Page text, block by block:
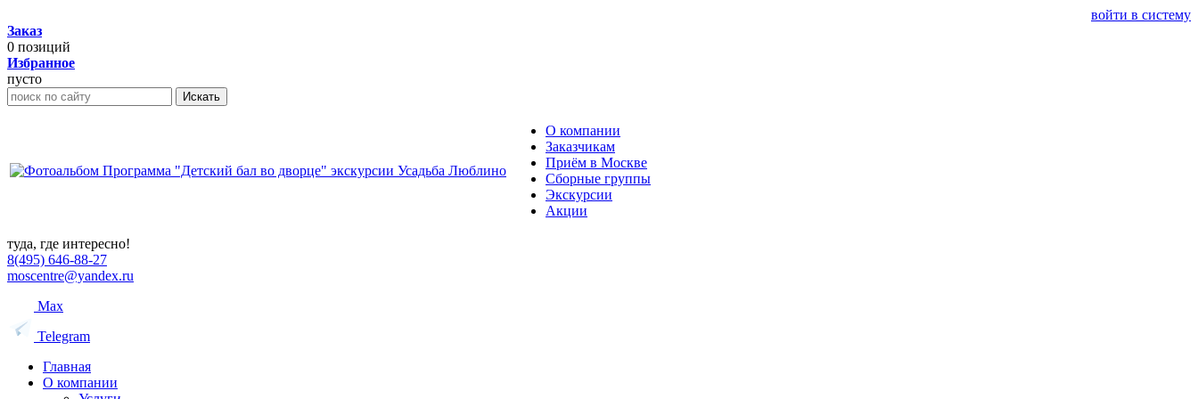
войти в систему
Заказ
0 позиций
Избранное
пусто
Искать
О компании
Заказчикам
Приём в Москве
Сборные группы
Экскурсии
Акции
туда, где интересно!
8(495) 646-88-27
moscentre@yandex.ru
Max
Telegram
Главная
О компании